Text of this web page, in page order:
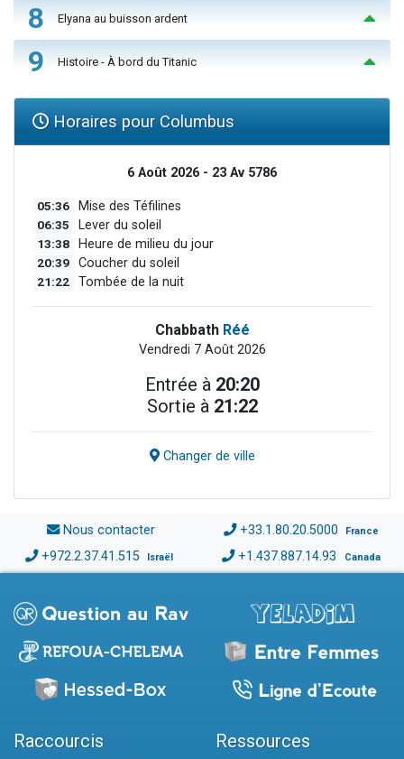
8 Elyana au buisson ardent
9 Histoire - À bord du Titanic
Horaires pour Columbus
6 Août 2026 - 23 Av 5786
05:36 Mise des Téfilines
06:35 Lever du soleil
13:38 Heure de milieu du jour
20:39 Coucher du soleil
21:22 Tombée de la nuit
Chabbath Réé
Vendredi 7 Août 2026
Entrée à 20:20
Sortie à 21:22
Changer de ville
Nous contacter +33.1.80.20.5000 France
+972.2.37.41.515 Israël +1.437.887.14.93 Canada
Raccourcis Ressources